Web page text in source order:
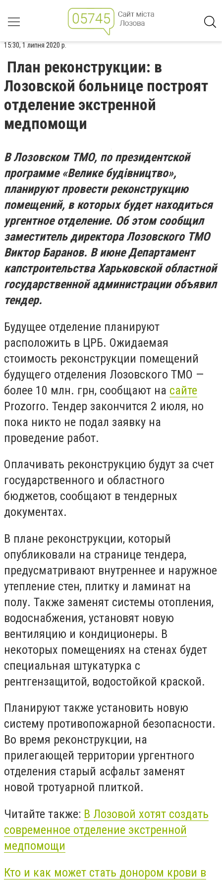
15:30, 1 липня 2020 р.
План реконструкции: в
Лозовской больнице построят
отделение экстренной
медпомощи
В Лозовском ТМО, по президентской
программе «Велике будівництво»,
планируют провести реконструкцию
помещений, в которых будет находиться
ургентное отделение. Об этом сообщил
заместитель директора Лозовского ТМО
Виктор Баранов. В июне Департамент
капстроительства Харьковской областной
государственной администрации объявил
тендер.
Будущее отделение планируют
расположить в ЦРБ. Ожидаемая
стоимость реконструкции помещений
будущего отделения Лозовского ТМО —
более 10 млн. грн, сообщают на сайте
Prozorro. Тендер закончится 2 июля, но
пока никто не подал заявку на
проведение работ.
Оплачивать реконструкцию будут за счет
государственного и областного
бюджетов, сообщают в тендерных
документах.
В плане реконструкции, который
опубликовали на странице тендера,
предусматривают внутреннее и наружное
утепление стен, плитку и ламинат на
полу. Также заменят системы отопления,
водоснабжения, установят новую
вентиляцию и кондиционеры. В
некоторых помещениях на стенах будет
специальная штукатурка с
рентгензащитой, водостойкой краской.
Планируют также установить новую
систему противопожарной безопасности.
Во время реконструкции, на
прилегающей территории ургентного
отделения старый асфальт заменят
новой тротуарной плиткой.
Читайте также: В Лозовой хотят создать
современное отделение экстренной
медпомощи
Кто и как может стать донором крови в